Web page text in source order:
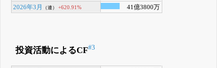
2026年3月
（連） +620.91% 41億3800万
投資活動によるCF#3